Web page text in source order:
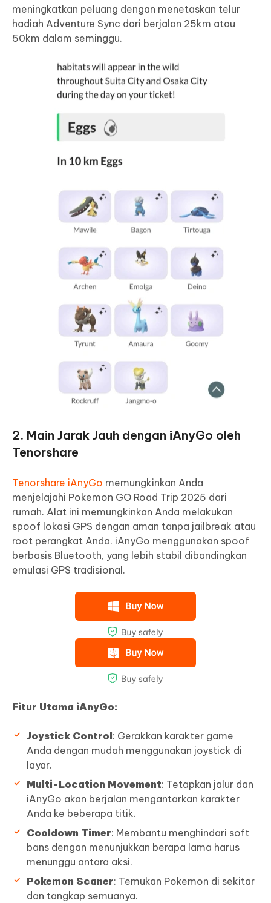
meningkatkan peluang dengan menetaskan telur
hadiah Adventure Sync dari berjalan 25km atau
50km dalam seminggu.
2. Main Jarak Jauh dengan iAnyGo oleh
Tenorshare
Tenorshare iAnyGo memungkinkan Anda
menjelajahi Pokemon GO Road Trip 2025 dari
rumah. Alat ini memungkinkan Anda melakukan
spoof lokasi GPS dengan aman tanpa jailbreak atau
root perangkat Anda. iAnyGo menggunakan spoof
berbasis Bluetooth, yang lebih stabil dibandingkan
emulasi GPS tradisional.
Fitur Utama iAnyGo:
Joystick Control : Gerakkan karakter game
Anda dengan mudah menggunakan joystick di
layar.
Multi-Location Movement: Tetapkan jalur dan
iAnyGo akan berjalan mengantarkan karakter
Anda ke beberapa titik.
Cooldown Timer: Membantu menghindari soft
bans dengan menunjukkan berapa lama harus
menunggu antara aksi.
Pokemon Scaner: Temukan Pokemon di sekitar
dan tangkap semuanya.